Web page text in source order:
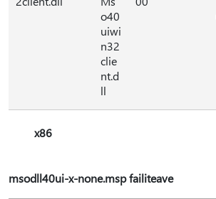
o40
uiwi
n32
clie
nt.d
ll
x86
msodll40ui-x-none.msp failiteave